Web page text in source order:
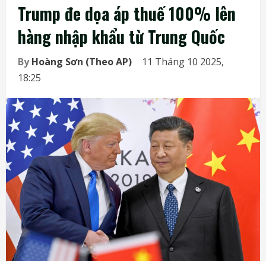
Trump đe dọa áp thuế 100% lên
hàng nhập khẩu từ Trung Quốc
ByHoàng Sơn (Theo AP)
11 Tháng 10 2025,
18:25